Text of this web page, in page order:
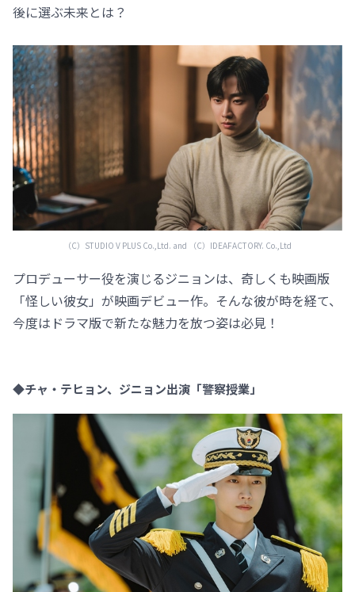
後に選ぶ未来とは？
（C）STUDIO V PLUS Co.,Ltd. and （C）IDEAFACTORY. Co.,Ltd
プロデューサー役を演じるジニョンは、奇しくも映画版
「怪しい彼女」が映画デビュー作。そんな彼が時を経て、
今度はドラマ版で新たな魅力を放つ姿は必見！
◆チャ・テヒョン、ジニョン出演「警察授業」